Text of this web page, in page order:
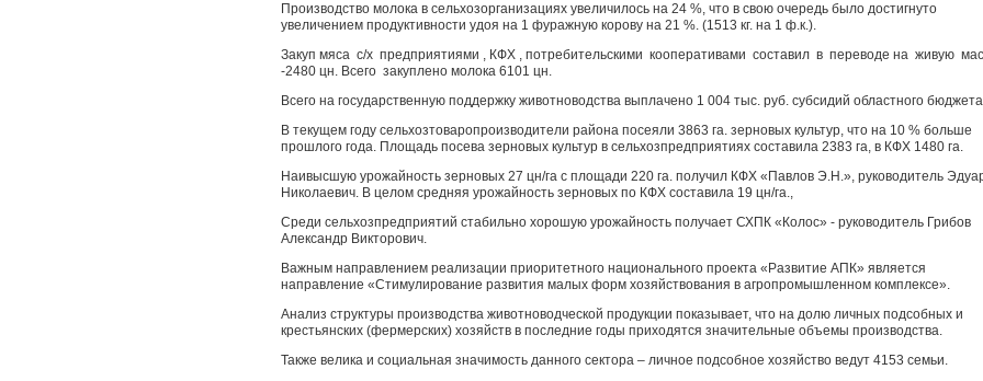
Производство молока в сельхозорганизациях увеличилось на 24 %, что в свою очередь было достигнуто
увеличением продуктивности удоя на 1 фуражную корову на 21 %. (1513 кг. на 1 ф.к.).
Закуп мяса с/х предприятиями , КФХ , потребительскими кооперативами составил в переводе на живую
-2480 цн. Всего закуплено молока 6101 цн.
Всего на государственную поддержку животноводства выплачено 1 004 тыс. руб. субсидий областного
В текущем году сельхозтоваропроизводители района посеяли 3863 га. зерновых культур, что на 10 % больше
прошлого года. Площадь посева зерновых культур в сельхозпредприятиях составила 2383 га, в КФХ 1480 га.
Наивысшую урожайность зерновых 27 цн/га с площади 220 га. получил КФХ «Павлов Э.Н.», руководитель
Николаевич. В целом средняя урожайность зерновых по КФХ составила 19 цн/га.,
Среди сельхозпредприятий стабильно хорошую урожайность получает СХПК «Колос» - руководитель Грибов
Александр Викторович.
Важным направлением реализации приоритетного национального проекта «Развитие АПК» является
направление «Стимулирование развития малых форм хозяйствования в агропромышленном комплексе».
Анализ структуры производства животноводческой продукции показывает, что на долю личных подсобных и
крестьянских (фермерских) хозяйств в последние годы приходятся значительные объемы производства.
Также велика и социальная значимость данного сектора – личное подсобное хозяйство ведут 4153 семьи.